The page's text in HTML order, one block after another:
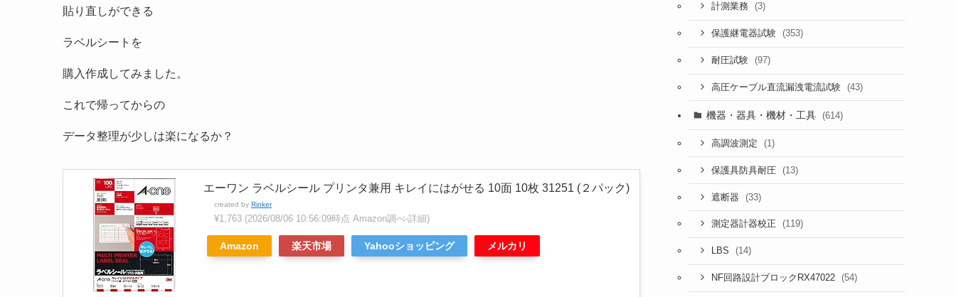
貼り直しができる
ラベルシートを
購入作成してみました。
これで帰ってからの
データ整理が少しは楽になるか？
エーワン ラベルシール プリンタ兼用 キレイにはがせる 10面 10枚 31251 (２パック)
created by Rinker
¥1,763 (2026/08/06 10:56:09時点 Amazon調べ-詳細)
Amazon 楽天市場 Yahooショッピング メルカリ
計測業務 (3)
保護継電器試験 (353)
耐圧試験 (97)
高圧ケーブル直流漏洩電流試験 (43)
機器・器具・機材・工具 (614)
高調波測定 (1)
保護具防具耐圧 (13)
遮断器 (33)
測定器計器校正 (119)
LBS (14)
NF回路設計ブロックRX47022 (54)